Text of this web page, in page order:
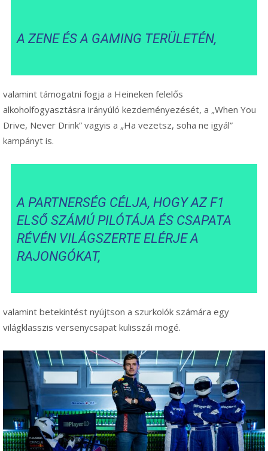
A ZENE ÉS A GAMING TERÜLETÉN,
valamint támogatni fogja a Heineken felelős
alkoholfogyasztásra irányúló kezdeményezését, a „When You
Drive, Never Drink” vagyis a „Ha vezetsz, soha ne igyál”
kampányt is.
A PARTNERSÉG CÉLJA, HOGY AZ F1
ELSŐ SZÁMÚ PILÓTÁJA ÉS CSAPATA
RÉVÉN VILÁGSZERTE ELÉRJE A
RAJONGÓKAT,
valamint betekintést nyújtson a szurkolók számára egy
világklasszis versenycsapat kulisszái mögé.